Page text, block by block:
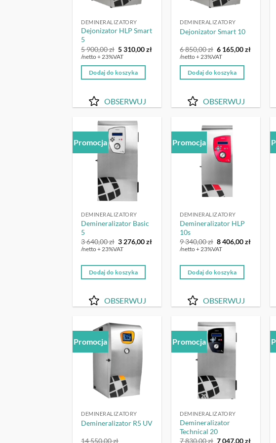
DEMINERALIZATORY
Dejonizator HLP Smart
5
5 900,00zł Pierwotna
cena
900,00 zł.
5 310,00złAktualna
/netto + 23%VAT
Dodaj do koszyka
OBSERWUJ
DEMINERALIZATORY
Dejonizator Smart 10
6 850,00zł Pierwotna
cena
850,00 zł.
6 165,00złAktualna
/netto + 23%VAT
Dodaj do koszyka
OBSERWUJ
Promocja OBSERWUJ
DEMINERALIZATORY
Demineralizator Basic
5
3 640,00zł Pierwotna
cena
640,00 zł.
3 276,00złAktualna
276,00 zł.
/netto + 23%VAT
Dodaj do koszyka
OBSERWUJ
Promocja OBSERWUJ
DEMINERALIZATORY
Demineralizator HLP
10s
9 340,00zł Pierwotna
cena
340,00 zł.
8 406,00złAktualna
406,00
/netto + 23%VAT
Dodaj do koszyka
OBSERWUJ
Promocja OBSERWUJ
DEMINERALIZATORY
Demineralizator R5 UV
14 550,00zł
Promocja OBSERWUJ
DEMINERALIZATORY
Demineralizator
Technical 20
7 830,00zł Pierwotna
7 047,00złAktualna